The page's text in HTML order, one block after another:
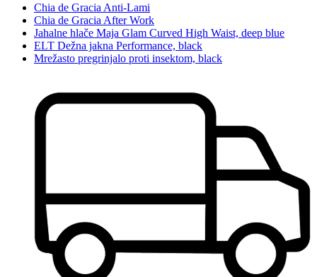
Chia de Gracia Anti-Lami
Chia de Gracia After Work
Jahalne hlače Maja Glam Curved High Waist, deep blue
ELT Dežna jakna Performance, black
Mrežasto pregrinjalo proti insektom, black